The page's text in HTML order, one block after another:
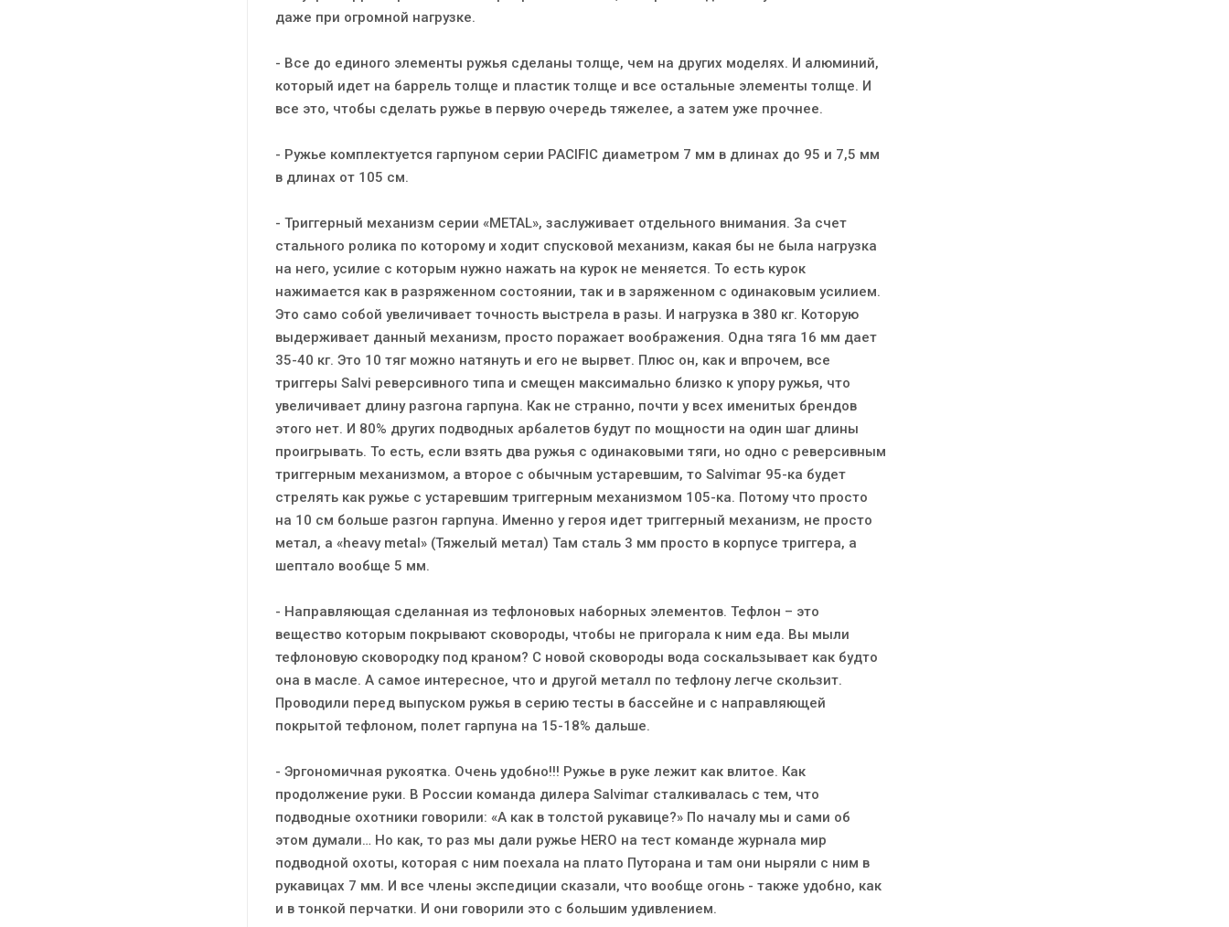
даже при огромной нагрузке.
- Все до единого элементы ружья сделаны толще, чем на других моделях. И алюминий,
который идет на баррель толще и пластик толще и все остальные элементы толще. И
все это, чтобы сделать ружье в первую очередь тяжелее, а затем уже прочнее.
- Ружье комплектуется гарпуном серии PACIFIC диаметром 7 мм в длинах до 95 и 7,5 мм
в длинах от 105 см.
- Триггерный механизм серии «METAL», заслуживает отдельного внимания. За счет
стального ролика по которому и ходит спусковой механизм, какая бы не была нагрузка
на него, усилие с которым нужно нажать на курок не меняется. То есть курок
нажимается как в разряженном состоянии, так и в заряженном с одинаковым усилием.
Это само собой увеличивает точность выстрела в разы. И нагрузка в 380 кг. Которую
выдерживает данный механизм, просто поражает воображения. Одна тяга 16 мм дает
35-40 кг. Это 10 тяг можно натянуть и его не вырвет. Плюс он, как и впрочем, все
триггеры Salvi реверсивного типа и смещен максимально близко к упору ружья, что
увеличивает длину разгона гарпуна. Как не странно, почти у всех именитых брендов
этого нет. И 80% других подводных арбалетов будут по мощности на один шаг длины
проигрывать. То есть, если взять два ружья с одинаковыми тяги, но одно с реверсивным
триггерным механизмом, а второе с обычным устаревшим, то Salvimar 95-ка будет
стрелять как ружье с устаревшим триггерным механизмом 105-ка. Потому что просто
на 10 см больше разгон гарпуна. Именно у героя идет триггерный механизм, не просто
метал, а «heavy metal» (Тяжелый метал) Там сталь 3 мм просто в корпусе триггера, а
шептало вообще 5 мм.
- Направляющая сделанная из тефлоновых наборных элементов. Тефлон – это
вещество которым покрывают сковороды, чтобы не пригорала к ним еда. Вы мыли
тефлоновую сковородку под краном? С новой сковороды вода соскальзывает как будто
она в масле. А самое интересное, что и другой металл по тефлону легче скользит.
Проводили перед выпуском ружья в серию тесты в бассейне и с направляющей
покрытой тефлоном, полет гарпуна на 15-18% дальше.
- Эргономичная рукоятка. Очень удобно!!! Ружье в руке лежит как влитое. Как
продолжение руки. В России команда дилера Salvimar сталкивалась с тем, что
подводные охотники говорили: «А как в толстой рукавице?» По началу мы и сами об
этом думали… Но как, то раз мы дали ружье HERO на тест команде журнала мир
подводной охоты, которая с ним поехала на плато Путорана и там они ныряли с ним в
рукавицах 7 мм. И все члены экспедиции сказали, что вообще огонь - также удобно, как
и в тонкой перчатки. И они говорили это с большим удивлением.